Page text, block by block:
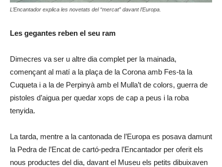
L’Encantador explica les novetats del “mercat” davant l’Europa.
Les gegantes reben el seu ram
Dimecres va ser u altre dia complet per la mainada,
començant al matí a la plaça de la Corona amb Fes-ta la
Cuqueta i a la de Perpinyà amb el Mulla’t de colors, guerra de
pistoles d’aigua per quedar xops de cap a peus i la roba
tenyida.
La tarda, mentre a la cantonada de l’Europa es posava damunt
la Pedra de l’Encat de cartó-pedra l’Encantador per oferit els
nous productes del dia, davant el Museu els petits dibuixaven